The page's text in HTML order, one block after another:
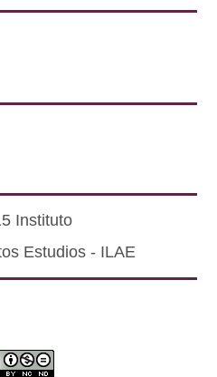
Instituto
Estudios - ILAE